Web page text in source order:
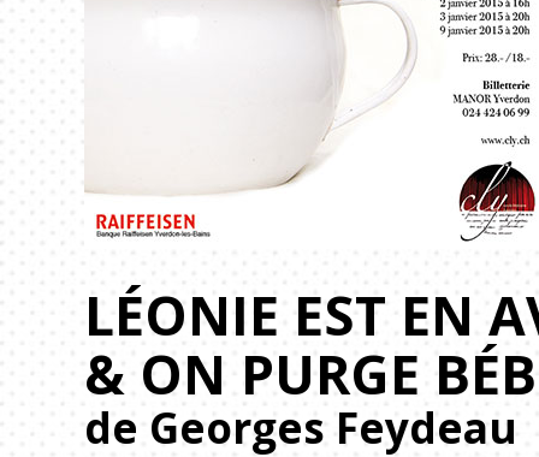
LÉONIE EST EN
& ON PURGE
de Georges Feydeau